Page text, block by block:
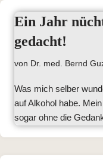
Ein Jahr
gedacht!
von Dr. med. Bernd
Was mich selber
auf Alkohol habe.
sogar ohne die